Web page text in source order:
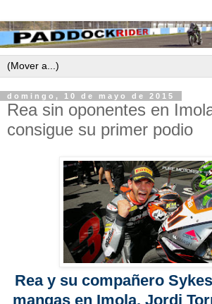
domingo, 10 de mayo de 2015
Rea sin oponentes en
consigue su primer podio
Rea y su compañero
mangas en Imola, Jordi